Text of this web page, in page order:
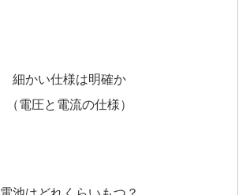
細かい仕様は明確か
（電圧と電流の仕様）